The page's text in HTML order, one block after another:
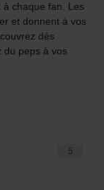
chaque fan. Les
et donnent à vos
dès
du peps à vos
5